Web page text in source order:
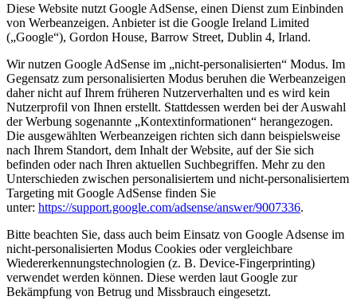
Diese Website nutzt Google AdSense, einen Dienst zum Einbinden
von Werbeanzeigen. Anbieter ist die Google Ireland Limited
(„Google“), Gordon House, Barrow Street, Dublin 4, Irland.
Wir nutzen Google AdSense im „nicht-personalisierten“ Modus. Im
Gegensatz zum personalisierten Modus beruhen die Werbeanzeigen
daher nicht auf Ihrem früheren Nutzerverhalten und es wird kein
Nutzerprofil von Ihnen erstellt. Stattdessen werden bei der Auswahl
der Werbung sogenannte „Kontextinformationen“ herangezogen.
Die ausgewählten Werbeanzeigen richten sich dann beispielsweise
nach Ihrem Standort, dem Inhalt der Website, auf der Sie sich
befinden oder nach Ihren aktuellen Suchbegriffen. Mehr zu den
Unterschieden zwischen personalisiertem und nicht-personalisiertem
Targeting mit Google AdSense finden Sie
unter: https://support.google.com/adsense/answer/9007336.
Bitte beachten Sie, dass auch beim Einsatz von Google Adsense im
nicht-personalisierten Modus Cookies oder vergleichbare
Wiedererkennungstechnologien (z. B. Device-Fingerprinting)
verwendet werden können. Diese werden laut Google zur
Bekämpfung von Betrug und Missbrauch eingesetzt.